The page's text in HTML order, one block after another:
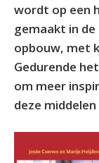
wordt op een
gemaakt in
opbouw, met
Gedurende
om meer
deze